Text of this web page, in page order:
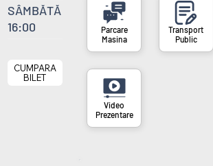
Masina
Transport
Public
Video
Prezentare
SÂMBĂTĂ
16:00
CUMPARA
BILET